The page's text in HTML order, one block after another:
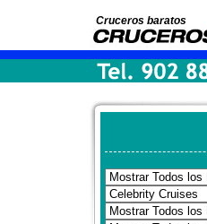
Cruceros baratos